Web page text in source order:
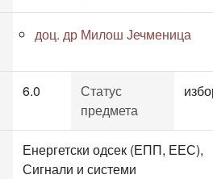
доц. др Милош Јечменица
6.0
Статус
предмета
Енергетски одсек (ЕПП, ЕЕС),
Сигнали и системи